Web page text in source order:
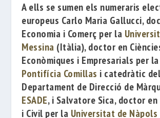
A ells se sumen els numeraris
europeus Carlo Maria Gallucci,
Economia i Comerç per la
Messina (Itàlia), doctor en
Econòmiques i Empresarials per la
Pontifícia Comillas i catedràtic del
Departament de Direcció de
ESADE, i Salvatore Sica, doctor
i Civil per la Universitat de Nàpols